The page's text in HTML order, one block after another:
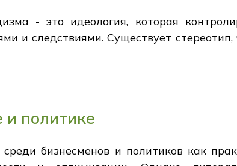
- это идеология, которая
и следствиями. Существует
и политике
бизнесменов и политиков как